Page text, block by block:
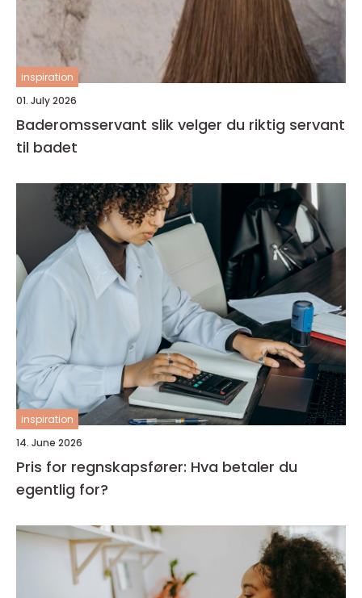
inspiration
01. July 2026
Baderomsservant slik velger du riktig servant
til badet
inspiration
14. June 2026
Pris for regnskapsfører: Hva betaler du
egentlig for?